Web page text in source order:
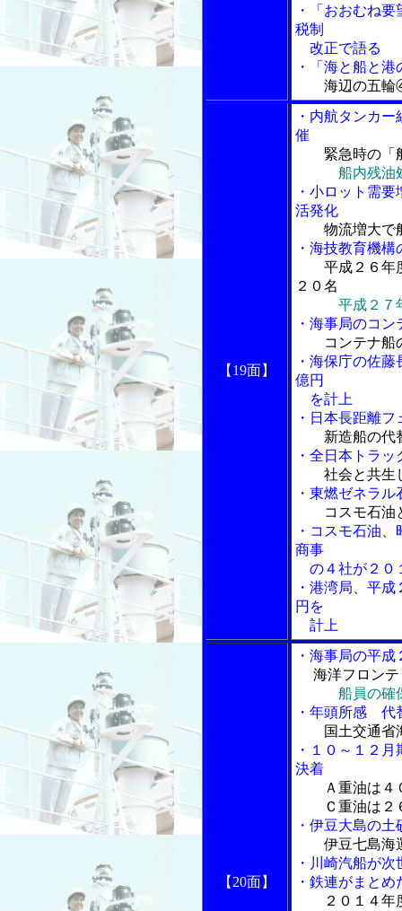
・「おおむね
税制
改正で語る
・「海と船と
海辺の五
【19面】
・内航タンカ
催
緊急時の「
船内残油
・小ロット需
活発化
物流増大で
・海技教育機
平成２６年
２０名
平成２７
・海事局のコ
コンテナ船
・海保庁の佐
億円
を計上
・日本長距離
新造船の代
・全日本トラ
社会と共生
・東燃ゼネラ
コスモ石油
・コスモ石油
商事
の４社が２０
・港湾局、平
円を
計上
【20面】
・海事局の平
海洋フロン
船員の確
・年頭所感 代
国土交通
・１０～１２
決着
Ａ重油は
Ｃ重油は２６
・伊豆大島の
伊豆七島海
・川崎汽船が
・鉄連がまと
２０１４